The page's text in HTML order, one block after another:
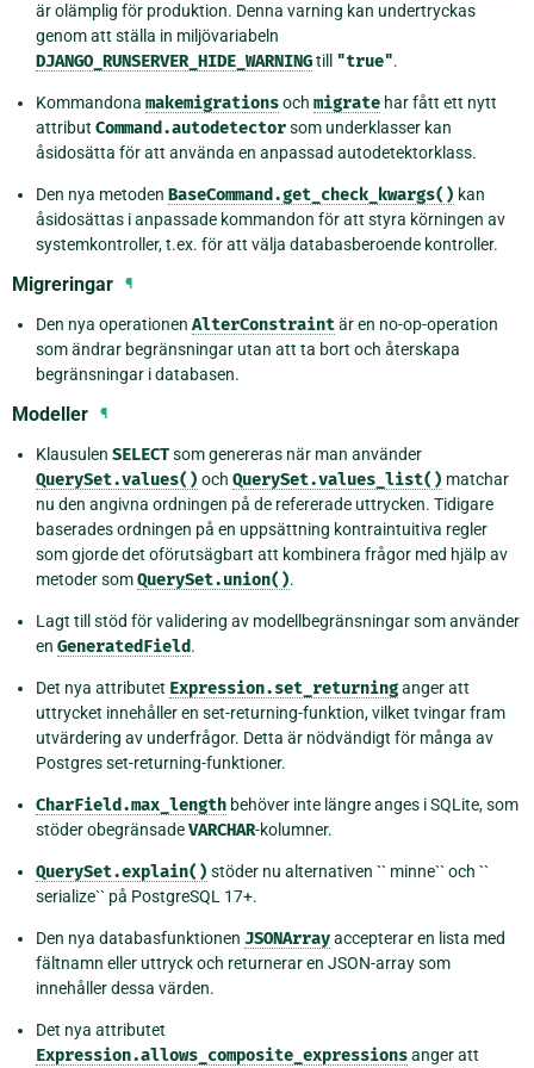
är olämplig för produktion. Denna varning kan undertryckas
genom att ställa in miljövariabeln
DJANGO_RUNSERVER_HIDE_WARNINGtill "true".
Kommandona makemigrationsoch migrate har fått ett nytt
attribut Command.autodetectorsom underklasser kan
åsidosätta för att använda en anpassad autodetektorklass.
Den nya metoden BaseCommand.get_check_kwargs() kan
åsidosättas i anpassade kommandon för att styra körningen av
systemkontroller, t.ex. för att välja databasberoende kontroller.
Migreringar ¶
Den nya operationen AlterConstraintär en no-op-operation
som ändrar begränsningar utan att ta bort och återskapa
begränsningar i databasen.
Modeller ¶
Klausulen SELECTsom genereras när man använder
QuerySet.values() och QuerySet.values_list() matchar
nu den angivna ordningen på de refererade uttrycken. Tidigare
baserades ordningen på en uppsättning kontraintuitiva regler
som gjorde det oförutsägbart att kombinera frågor med hjälp av
metoder somQuerySet.union().
Lagt till stöd för validering av modellbegränsningar som använder
en GeneratedField.
Det nya attributet Expression.set_returninganger att
uttrycket innehåller en set-returning-funktion, vilket tvingar fram
utvärdering av underfrågor. Detta är nödvändigt för många av
Postgres set-returning-funktioner.
CharField.max_length behöver inte längre anges i SQLite, som
stöder obegränsadeVARCHAR-kolumner.
QuerySet.explain() stöder nu alternativen `` minne`` och ``
serialize`` på PostgreSQL 17+.
Den nya databasfunktionen JSONArrayaccepterar en lista med
fältnamn eller uttryck och returnerar en JSON-array som
innehåller dessa värden.
Det nya attributet
Expression.allows_composite_expressionsanger att